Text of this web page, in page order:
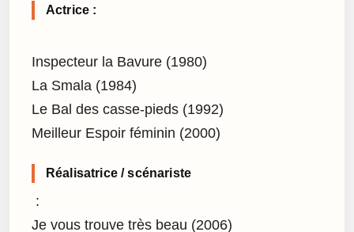
Actrice :
Inspecteur la Bavure (1980)
La Smala (1984)
Le Bal des casse-pieds (1992)
Meilleur Espoir féminin (2000)
Réalisatrice / scénariste
:
Je vous trouve très beau (2006)